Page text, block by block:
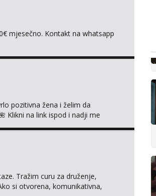
mjesečno. Kontakt na whatsapp
pozitivna žena i želim da
Klikni na link ispod i nadji me
Tražim curu za druženje,
si otvorena, komunikativna,